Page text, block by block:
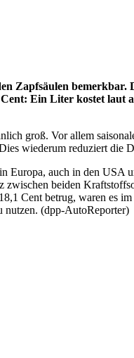
Zapfsäulen
Cent: Ein Liter kostet
groß. Vor allem
wiederum reduziert die
Europa, auch in den USA
beiden
Cent betrug, waren es
nutzen. (dpp-AutoReporter)